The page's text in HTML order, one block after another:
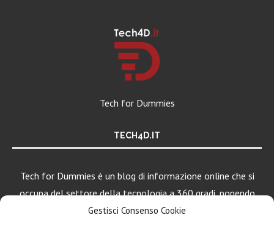
Gestisci Consenso Cookie
Tech for Dummies
TECH4D.IT
Tech for Dummies è un blog di informazione online che si
occupa del settore della tecnologia a 360 gradi, ponendo
una particolare attenzione al mondo Android, Apple e